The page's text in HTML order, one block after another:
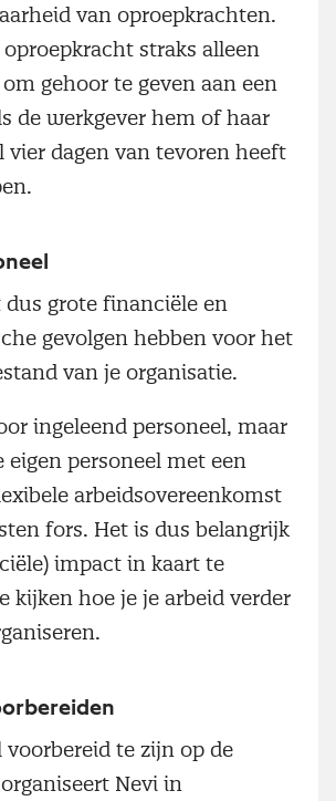
van oproepkrachten.
oproepkracht straks alleen
gehoor te geven aan een
de werkgever hem of haar
vier dagen van tevoren heeft
dus grote financiële en
gevolgen hebben voor het
van je organisatie.
ingeleend personeel, maar
eigen personeel met een
arbeidsovereenkomst
fors. Het is dus belangrijk
impact in kaart te
kijken hoe je je arbeid verder
te zijn op de
Nevi in